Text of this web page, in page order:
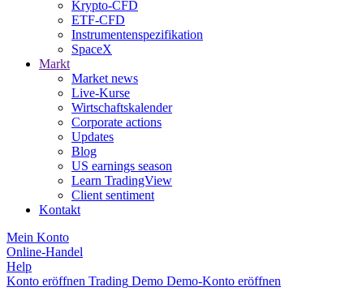
Krypto-CFD
ETF-CFD
Instrumentenspezifikation
SpaceX
Markt
Market news
Live-Kurse
Wirtschaftskalender
Corporate actions
Updates
Blog
US earnings season
Learn TradingView
Client sentiment
Kontakt
Mein Konto
Online-Handel
Help
Konto eröffnen Trading Demo Demo-Konto eröffnen